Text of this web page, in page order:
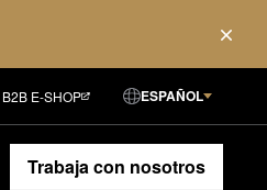
B2B E-SHOP ESPAÑOL
Trabaja con nosotros